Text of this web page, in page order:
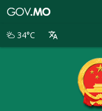
別
34°C